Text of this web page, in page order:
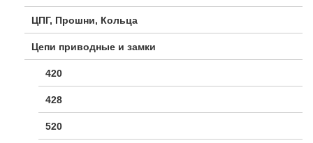
ЦПГ, Прошни, Кольца
Цепи приводные и замки
420
428
520